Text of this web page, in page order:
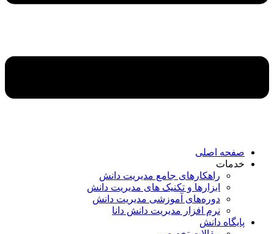
صفحه اصلی
خدمات
راهکارهای جامع مدیریت دانش
ابزارها و تکنیک‌ های مدیریت دانش
دوره‌های آموزشی مدیریت دانش
نرم افزار مدیریت دانش دانا
پایگاه دانش